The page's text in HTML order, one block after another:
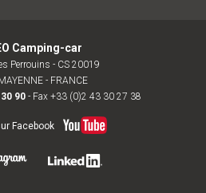
Camping-car
Perrouins - CS 20019
- FRANCE
90- Fax +33 (0)2 43 30 27 38
Facebook